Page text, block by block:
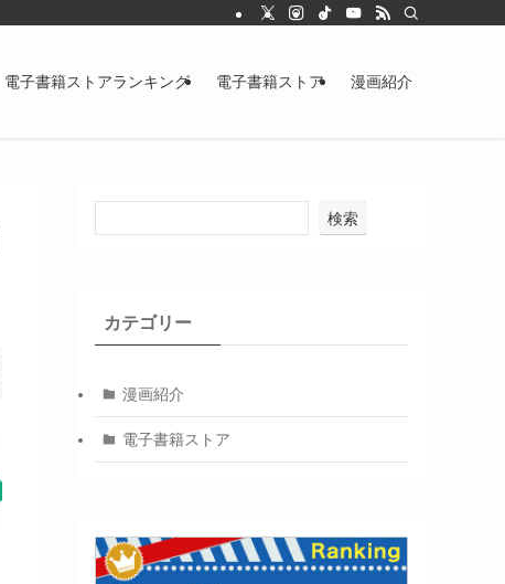
電子書籍ストアランキング 電子書籍ストア 漫画紹介
検索
カテゴリー
漫画紹介
電子書籍ストア